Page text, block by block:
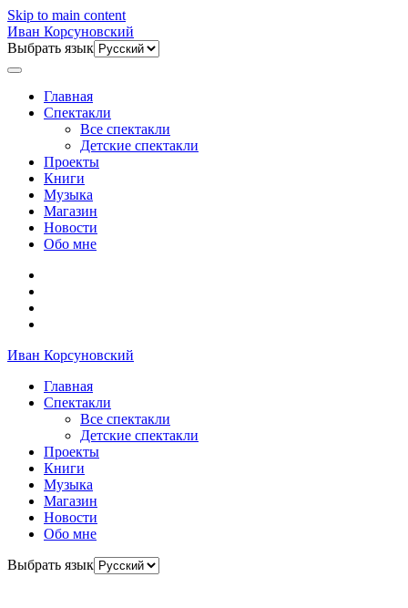
Skip to main content
Иван Корсуновский
Выбрать язык
Главная
Спектакли
Все спектакли
Детские спектакли
Проекты
Книги
Музыка
Магазин
Новости
Обо мне
Иван Корсуновский
Главная
Спектакли
Все спектакли
Детские спектакли
Проекты
Книги
Музыка
Магазин
Новости
Обо мне
Выбрать язык